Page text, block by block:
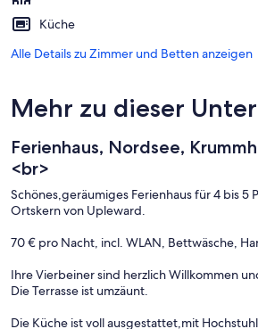
Küche
Alle Details zu Zimmer und Betten anzeigen
Mehr zu dieser
Ferienhaus, Nordsee,
<br>
Schönes,geräumiges Ferienhaus für 4 bis 5
Ortskern von Upleward.
70 € pro Nacht, incl. WLAN, Bettwäsche,
Ihre Vierbeiner sind herzlich Willkommen
Die Terrasse ist umzäunt.
Die Küche ist voll ausgestattet,mit Hochstuhl